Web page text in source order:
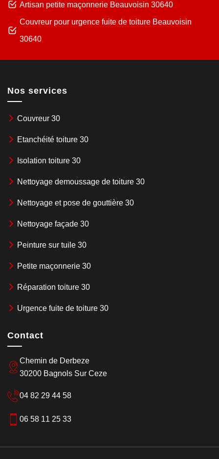
Artisan petite maçonnerie Beauvoisin 30640
Couvreur pour urgence fuite de toiture Beauvoisin
30640
Nos services
Couvreur 30
Etanchéité toiture 30
Isolation toiture 30
Nettoyage demoussage de toiture 30
Nettoyage et pose de gouttière 30
Nettoyage façade 30
Peinture sur tuile 30
Petite maçonnerie 30
Réparation toiture 30
Urgence fuite de toiture 30
Contact
Chemin de Derbeze
30200 Bagnols Sur Ceze
04 82 29 44 58
06 58 11 25 33